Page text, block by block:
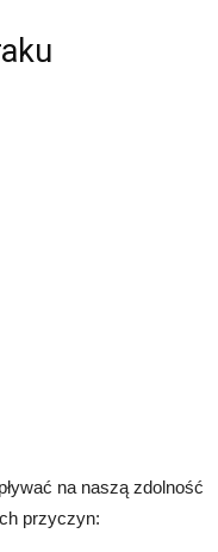
na naszą zdolność
przyczyn: